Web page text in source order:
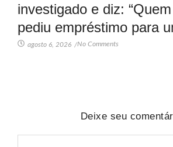
investigado e diz:
pediu empréstimo para
agosto 6, 2026 /No Comments
Deixe seu